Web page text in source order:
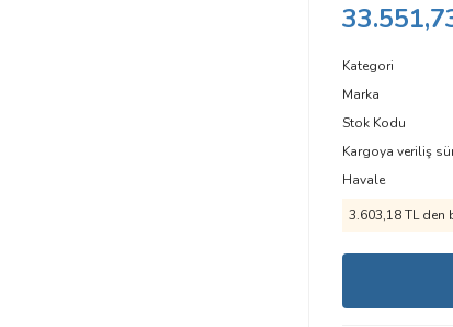
Kategori
Marka
Stok Kodu
Kargoya veriliş
Havale
3.603,18 TL den